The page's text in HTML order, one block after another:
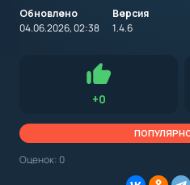
Обновлено
04.06.2026, 02:38
Версия
1.4.6
обращать внимание на
OS. Мы указываем
+0Нравится
Оценок: 0